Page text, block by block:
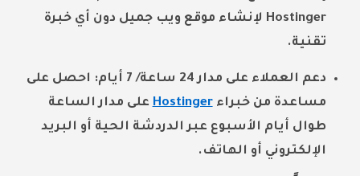
Hostinger لإنشاء موقع ويب جميل دون أي خبرة
تقنية.
دعم العملاء على مدار 24 ساعة/ 7 أيام: احصل على
مساعدة من خبراءHostingerعلى مدار الساعة
طوال أيام الأسبوع عبر الدردشة الحية أو البريد
الإلكتروني أو الهاتف.